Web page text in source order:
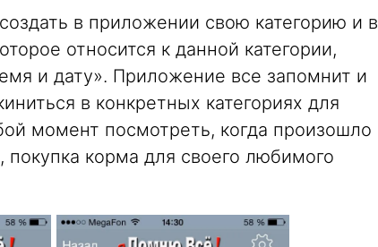
в приложении свою категорию и в
относится к данной категории,
и дату». Приложение все запомнит и
в конкретных категориях для
момент посмотреть, когда произошло
корма для своего любимого